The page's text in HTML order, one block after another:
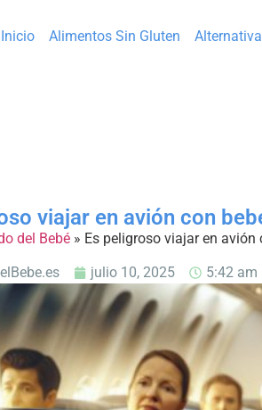
Inicio Alimentos Sin Gluten
viajar en avión con
del Bebé » Es peligroso viajar en avión
julio 10, 2025 5:42 am